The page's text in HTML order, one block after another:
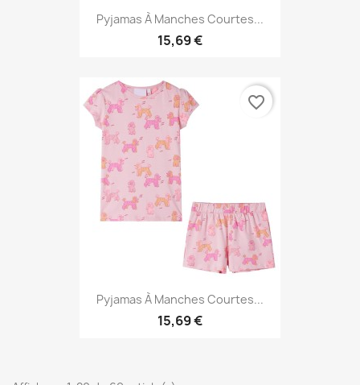
Pyjamas À Manches Courtes...
15,69 €
Pyjamas À Manches Courtes...
15,69 €
favorite_border